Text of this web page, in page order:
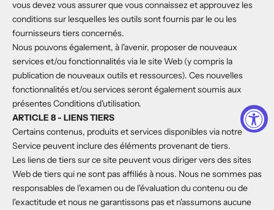
vous devez vous assurer que vous connaissez et approuvez les
conditions sur lesquelles les outils sont fournis par le ou les
fournisseurs tiers concernés.
Nous pouvons également, à l'avenir, proposer de nouveaux
services et/ou fonctionnalités via le site Web (y compris la
publication de nouveaux outils et ressources). Ces nouvelles
fonctionnalités et/ou services seront également soumis aux
présentes Conditions d'utilisation.
ARTICLE 8 - LIENS TIERS
Certains contenus, produits et services disponibles via notre
Service peuvent inclure des éléments provenant de tiers.
Les liens de tiers sur ce site peuvent vous diriger vers des sites
Web de tiers qui ne sont pas affiliés à nous. Nous ne sommes pas
responsables de l'examen ou de l'évaluation du contenu ou de
l'exactitude et nous ne garantissons pas et n'assumons aucune